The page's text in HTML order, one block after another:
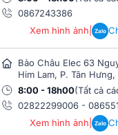
0867243386
Xem hình ảnh | Zalo
Bảo Châu Elec 63
Him Lam, P. Tân
8:00 - 18h00(Tất cả
02822299006-
Xem hình ảnh | Zalo